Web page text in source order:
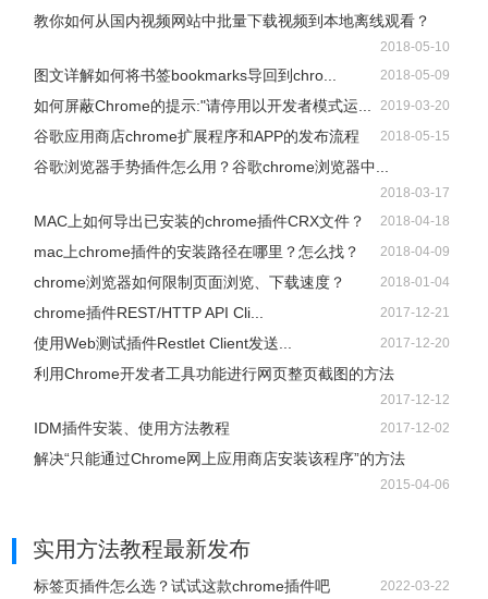
教你如何从国内视频网站中批量下载视频到本地离线观看？
2018-05-10
图文详解如何将书签bookmarks导回到chro... 2018-05-09
如何屏蔽Chrome的提示:"请停用以开发者模式运... 2019-03-20
谷歌应用商店chrome扩展程序和APP的发布流程 2018-05-15
谷歌浏览器手势插件怎么用？谷歌chrome浏览器中...
2018-03-17
MAC上如何导出已安装的chrome插件CRX文件？ 2018-04-18
mac上chrome插件的安装路径在哪里？怎么找？ 2018-04-09
chrome浏览器如何限制页面浏览、下载速度？ 2018-01-04
chrome插件REST/HTTP API Cli... 2017-12-21
使用Web测试插件Restlet Client发送... 2017-12-20
利用Chrome开发者工具功能进行网页整页截图的方法
2017-12-12
IDM插件安装、使用方法教程 2017-12-02
解决“只能通过Chrome网上应用商店安装该程序”的方法
2015-04-06
实用方法教程最新发布
标签页插件怎么选？试试这款chrome插件吧 2022-03-22